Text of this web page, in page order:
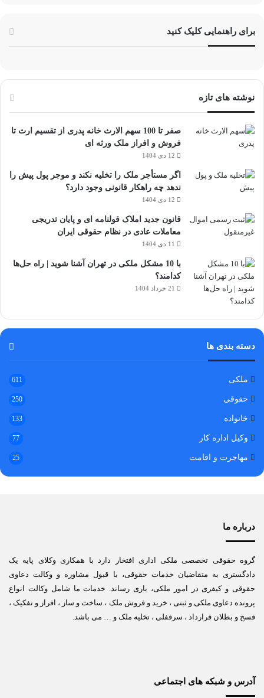
برای راهنمایی کلیک کنید
نوشته های تازه
صفر تا 100 سهم الارث خانه پدری از تقسیم ارث تا
فروش و افراز ملک ورثه ای
12 دی 1404
اگر مستأجر ملک را تخلیه نکند و موجر پول پیش را
ندهد چه راهکار قانونی وجود دارد؟
12 دی 1404
قانون جدید املاک قولنامه ای و پایان تدریجی
معاملات عادی در نظام حقوقی ایران
11 دی 1404
با 10 مشکل ملکی در تهران آشنا شوید | راه حل‌ها
کدامند؟
21 خرداد 1404
دسته بندی ها
ملکی 611
حقوقی 250
خانواده 133
وکیل اداره کار 77
مهاجرت و اقامت 25
درباره ما
گروه حقوقی تخصصی ملکی اداری افتخار دارد با همکاری وکلای پایه یک
دادگستری به متقاضیان خدمات حقوقی، با قبول مشاوره و وکالت دعاوی
حقوقی و کیفری در امور ملکی، یاری رساند. خدمات ما شامل وکالت انواع
پرونده دعاوی ملکی و ثبتی ، خرید و فروش ملک ، ساخت و ساز ، افراز و تفکیک ،
فسخ و بطلان قرارداد ، سرقفلی ، تخلیه ملک و … می باشد.
آدرس و شبکه های اجتماعی